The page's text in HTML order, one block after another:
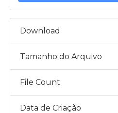
Download
Tamanho do Arquivo
File Count
Data de Criação